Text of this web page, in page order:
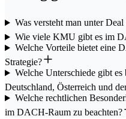
Was versteht man unter
Wie viele KMU gibt es im
Welche Vorteile bietet eine
Strategie?
Welche Unterschiede gibt
Deutschland, Österreich und
Welche rechtlichen
im DACH-Raum zu beachten?